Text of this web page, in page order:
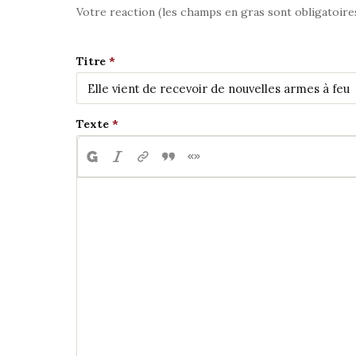
Votre reaction (les champs en gras sont
Titre
Texte